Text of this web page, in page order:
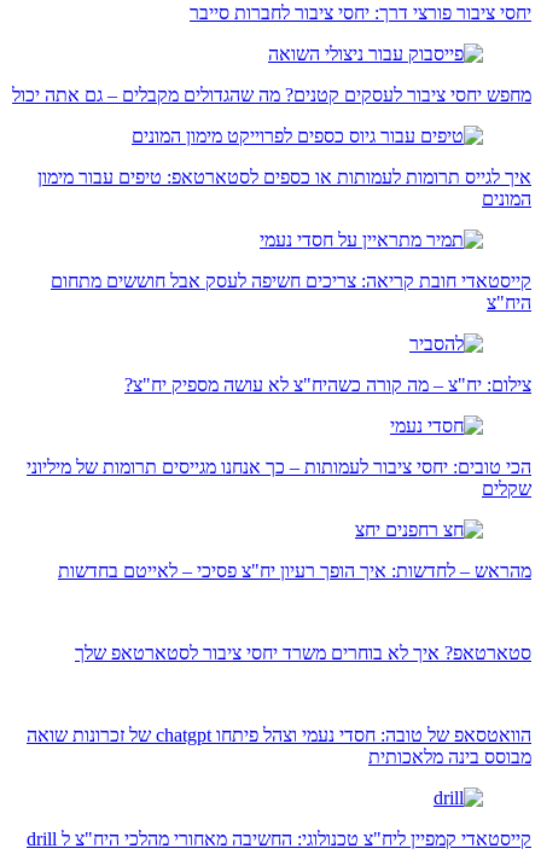
יחסי ציבור פורצי דרך: יחסי ציבור לחברות סייבר
מחפש יחסי ציבור לעסקים קטנים? מה שהגדולים מקבלים – גם אתה יכול
איך לגייס תרומות לעמותות או כספים לסטארטאפ: טיפים עבור מימון
המונים
קייסטאדי חובת קריאה: צריכים חשיפה לעסק אבל חוששים מתחום
היח"צ
צילום: יח"צ – מה קורה כשהיח"צ לא עושה מספיק יח"צ?
הכי טובים: יחסי ציבור לעמותות – כך אנחנו מגייסים תרומות של מיליוני
שקלים
מהראש – לחדשות: איך הופך רעיון יח"צ פסיכי – לאייטם בחדשות
סטארטאפ? איך לא בוחרים משרד יחסי ציבור לסטארטאפ שלך
הוואטסאפ של טובה: חסדי נעמי וצהל פיתחו chatgpt של זכרונות שואה
מבוסס בינה מלאכותית
קייסטאדי קמפיין ליח"צ טכנולוגי: החשיבה מאחורי מהלכי היח"צ ל drill